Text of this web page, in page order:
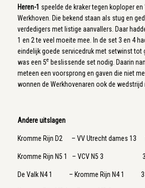
Heren-1 speelde de kraker tegen koploper en
Werkhoven. Die bekend staan als stug en
verdedigers met listige aanvallers. Daar
1 en 2 te veel moeite mee. In de set 3 en 4
eindelijk goede servicedruk met setwinst tot
was een 5e beslissende set nodig. Daarin
meteen een voorsprong en gaven die niet
wonnen de Werkhovenaren ook de wedstrijd
Andere uitslagen
Kromme Rijn D2 – VV Utrecht dames 13
Kromme Rijn N5 1 – VCV N5 3
De Valk N4 1 – Kromme Rijn N4 1